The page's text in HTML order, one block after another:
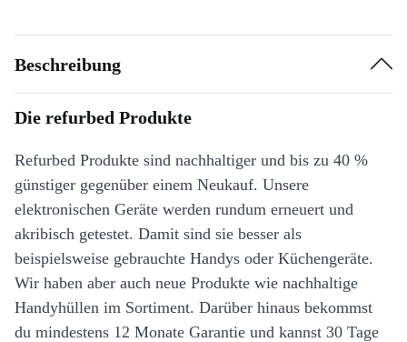
Beschreibung
Die refurbed Produkte
Refurbed Produkte sind nachhaltiger und bis zu 40 %
günstiger gegenüber einem Neukauf. Unsere
elektronischen Geräte werden rundum erneuert und
akribisch getestet. Damit sind sie besser als
beispielsweise gebrauchte Handys oder Küchengeräte.
Wir haben aber auch neue Produkte wie nachhaltige
Handyhüllen im Sortiment. Darüber hinaus bekommst
du mindestens 12 Monate Garantie und kannst 30 Tage